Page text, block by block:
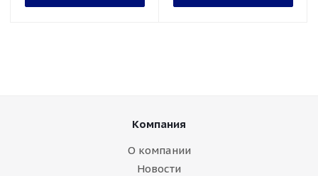
Компания
О компании
Новости